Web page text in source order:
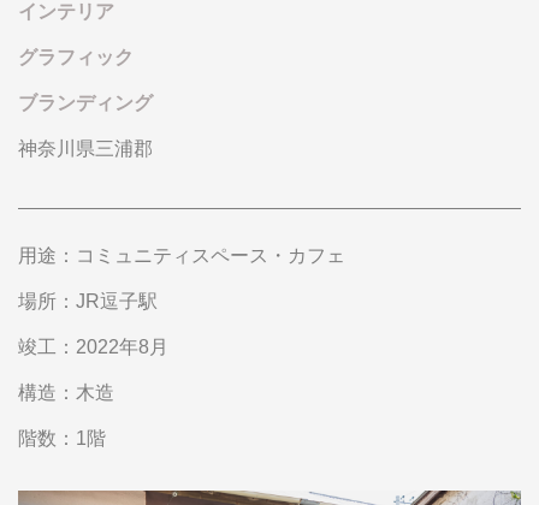
インテリア
グラフィック
ブランディング
神奈川県三浦郡
用途 コミュニティスペース・カフェ
場所 JR逗子駅
竣工 2022年8月
構造 木造
階数 1階